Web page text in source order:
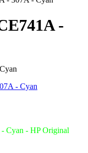
-
Cyan - HP Original